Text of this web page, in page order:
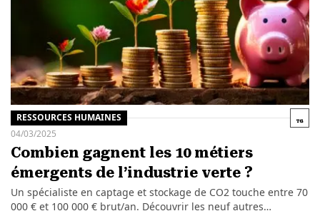
RESSOURCES HUMAINES
04/03/2025
Combien gagnent les 10 métiers
émergents de l’industrie verte ?
Un spécialiste en captage et stockage de CO2 touche entre 70
000 € et 100 000 € brut/an. Découvrir les neuf autres…